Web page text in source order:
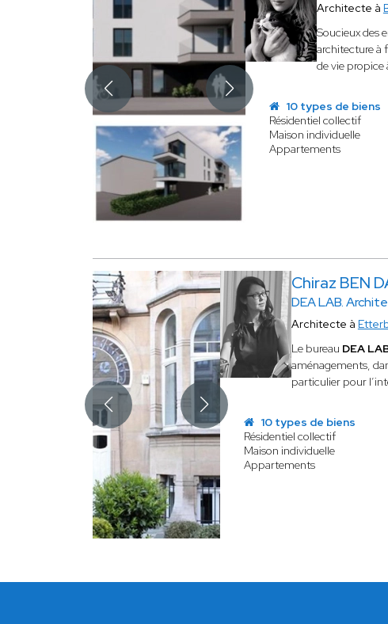
Architecte à
Soucieux des
architecture à
de vie propice
10 types de biens
Résidentiel collectif
Maison individuelle
Appartements
Chiraz BEN
DEA LAB.
Architecte à
Le bureau DEA
aménagements,
particulier pour
10 types de biens
Résidentiel collectif
Maison individuelle
Appartements